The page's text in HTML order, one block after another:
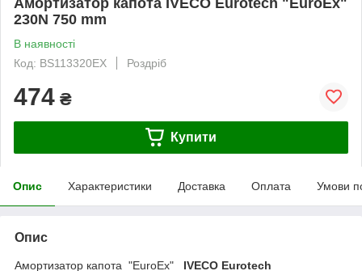
230N 750 mm
В наявності
Код: BS113320EX
Роздріб
474 ₴
Купити
Опис Характеристики Доставка Оплата Умови
Опис
Амортизатор капота "EuroEx"
IVECO Eurotech